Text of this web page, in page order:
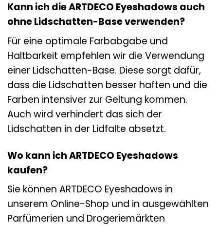
Kann ich die ARTDECO Eyeshadows auch
ohne Lidschatten-Base verwenden?
Für eine optimale Farbabgabe und
Haltbarkeit empfehlen wir die Verwendung
einer Lidschatten-Base. Diese sorgt dafür,
dass die Lidschatten besser haften und die
Farben intensiver zur Geltung kommen.
Auch wird verhindert das sich der
Lidschatten in der Lidfalte absetzt.
Wo kann ich ARTDECO Eyeshadows
kaufen?
Sie können ARTDECO Eyeshadows in
unserem Online-Shop und in ausgewählten
Parfümerien und Drogeriemärkten